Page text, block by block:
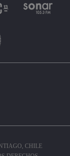
CHILE